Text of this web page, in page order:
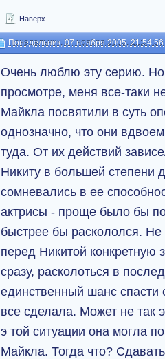
Наверх
Понедельник, 07 ноября 2005, 21:54:56
Очень люблю эту серию. Но
просмотре, меня все-таки
Майкла посвятили в суть
однозначно, что они
туда. От их действий
Никиту в большей степени
сомневались в ее
актрисы - проще было бы
быстрее бы раскололся.
перед Никитой конкретную
сразу, расколоться в
единственный шанс
все сделала. Может не
э той ситуации она могла
Майкла. Тогда что?